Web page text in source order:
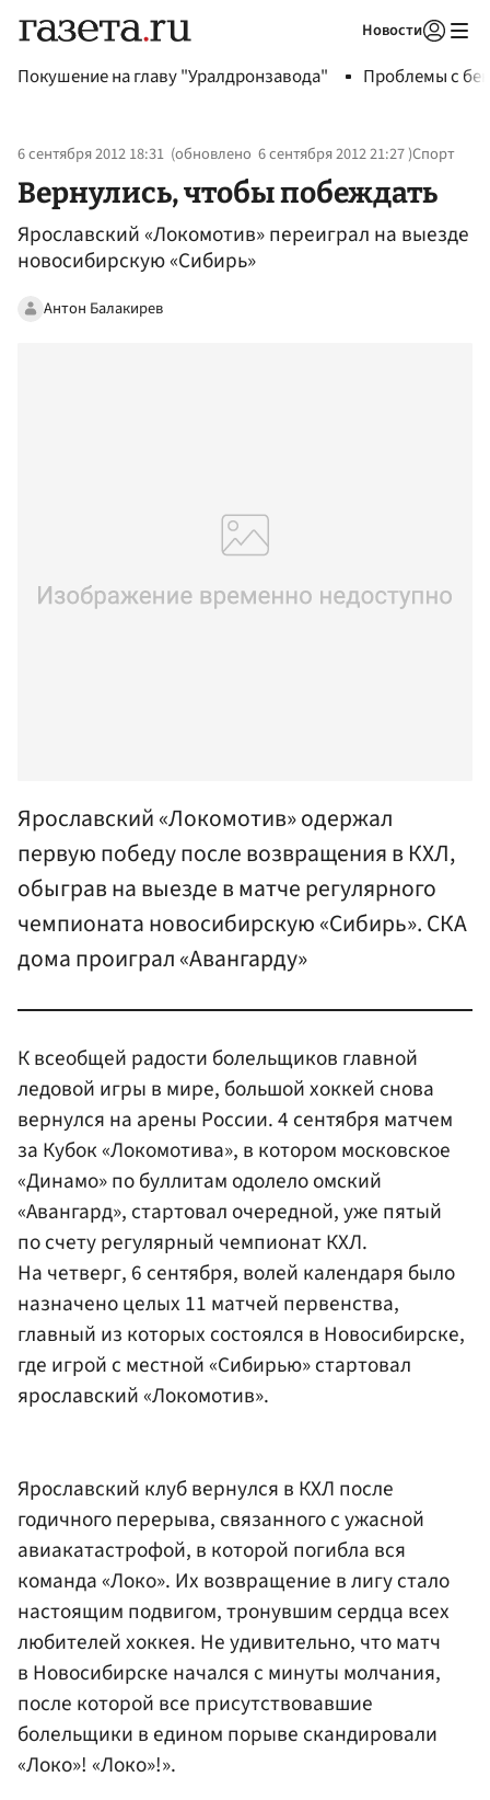
Новости
Покушение на главу "Уралдронзавода" Проблемы с
6 сентября 2012 18:31 (обновлено 6 сентября 2012 21:27)Спорт
Вернулись, чтобы побеждать
Ярославский «Локомотив» переиграл на выезде
новосибирскую «Сибирь»
Антон Балакирев
Ярославский «Локомотив» одержал
первую победу после возвращения в КХЛ,
обыграв на выезде в матче регулярного
чемпионата новосибирскую «Сибирь». СКА
дома проиграл «Авангарду»
К всеобщей радости болельщиков главной
ледовой игры в мире, большой хоккей снова
вернулся на арены России. 4 сентября матчем
за Кубок «Локомотива», в котором московское
«Динамо» по буллитам одолело омский
«Авангард», стартовал очередной, уже пятый
по счету регулярный чемпионат КХЛ.
На четверг, 6 сентября, волей календаря было
назначено целых 11 матчей первенства,
главный из которых состоялся в Новосибирске,
где игрой с местной «Сибирью» стартовал
ярославский «Локомотив».
Ярославский клуб вернулся в КХЛ после
годичного перерыва, связанного с ужасной
авиакатастрофой, в которой погибла вся
команда «Локо». Их возвращение в лигу стало
настоящим подвигом, тронувшим сердца всех
любителей хоккея. Не удивительно, что матч
в Новосибирске начался с минуты молчания,
после которой все присутствовавшие
болельщики в едином порыве скандировали
«Локо»! «Локо»!».